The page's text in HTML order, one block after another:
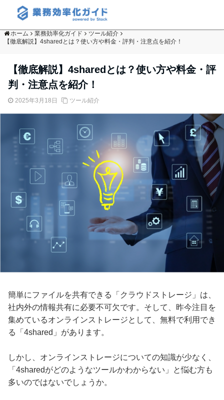
ホーム 業務効率化ガイド
ツール紹介
【徹底解説】4sharedとは？使い方や料金・評判・注意点を紹介！
【徹底解説】4sharedとは？使い方や料金・評
判・注意点を紹介！
2025年3月18日 ツール紹介
簡単にファイルを共有できる「クラウドストレージ」は、
社内外の情報共有に必要不可欠です。そして、昨今注目を
集めているオンラインストレージとして、無料で利用でき
る「4shared」があります。
しかし、オンラインストレージについての知識が少なく、
「4sharedがどのようなツールかわからない」と悩む方も
多いのではないでしょうか。